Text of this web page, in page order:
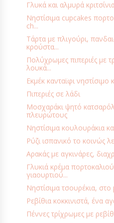
ΚΟΜΠΌΣΤΕΣ ΚΡΕΑΤΙΚΆ
ΚΡΎΕΣ ΣΟΎΠΕΣ
ΛΙΚΈΡ - ΚΡΑΣΙΆ ΜΑΡΙΝΆΔΕΣ
ΜΕ ΈΝΑ ΣΚΕΎΟΣ ΜΕΞΙΚΌ
ΜΠΙΣΚΌΤΑ - ΚΟΥΛΟΥΡΆΚΙΑ
ΜΥΣΤΙΚΆ ΚΟΥΖΊΝΑΣ ΝΗΣΤΊΣΙΜΑ
ΝΗΣΤΊΣΙΜΕΣ ΠΡΟΤΆΣΕΙΣ
ΟΥΓΓΑΡΊΑ ΠΑΓΩΤΆ - ΓΡΑΝΊΤΕΣ
ΠΑΙΔΙΚΆ ΜΑΓΕΙΡΈΜΑΤΑ
ΠΑΤΆΤΕΣ ΠΕΡΙΠΛΑΝΉΣΕΙΣ &
ΠΊΤΕΣ & ΤΆΡΤΕΣ ΓΛΥΚΙΈΣ
ΠΡΟΤΆΣΕΙΣ ΠΡΟΏΘΗΣΗ
Γλυκά και αλμυρά
Νηστίσιμα cupcakes
ch...
Τάρτα με πλιγούρι,
κρούστα...
Πολύχρωμες πιπεριές με
λουκά...
Εκμέκ κανταϊφι νηστίσιμο
Πιπεριές σε λάδι
Μοσχαράκι ψητό
πλευρώτους
Νηστίσιμα κουλουράκια
Ρύζι ισπανικό το κοινώς
Αρακάς με αγκινάρες,
Γλυκιά κρέμα
γιαουρτιού...
Νηστίσιμα τσουρέκια, στο
Ρεβίθια κοκκινιστά, ένα
Πέννες τρίχρωμες με